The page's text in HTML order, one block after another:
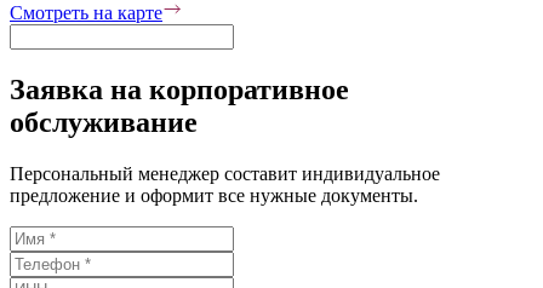
Смотреть на карте
Заявка на корпоративное
обслуживание
Персональный менеджер составит индивидуальное
предложение и оформит все нужные документы.